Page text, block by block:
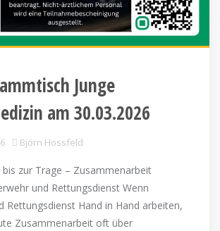
Junge
am 30.03.2026
Björn Hossfeld
bis zur Trage – Zusammenarbeit
und Rettungsdienst Wenn
Rettungsdienst Hand in Hand arbeiten,
Zusammenarbeit oft über